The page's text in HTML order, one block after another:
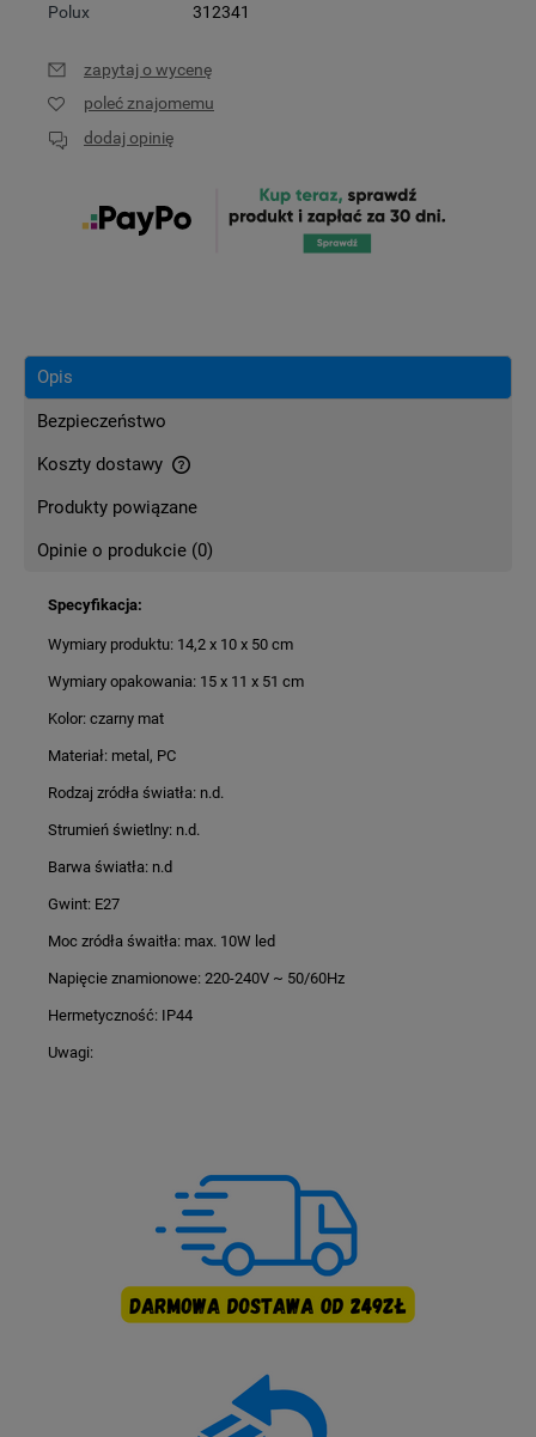
Polux 312341
zapytaj o wycenę
poleć znajomemu
dodaj opinię
Opis
Bezpieczeństwo
Koszty dostawy
Cena nie zawiera ewentualnych kosztów płatności
Produkty powiązane
Opinie o produkcie (0)
Specyfikacja:
Wymiary produktu: 14,2 x 10 x 50 cm
Wymiary opakowania: 15 x 11 x 51 cm
Kolor: czarny mat
Materiał: metal, PC
Rodzaj zródła światła: n.d.
Strumień świetlny: n.d.
Barwa światła: n.d
Gwint: E27
Moc zródła śwaitła: max. 10W led
Napięcie znamionowe: 220-240V ~ 50/60Hz
Hermetyczność: IP44
Uwagi: